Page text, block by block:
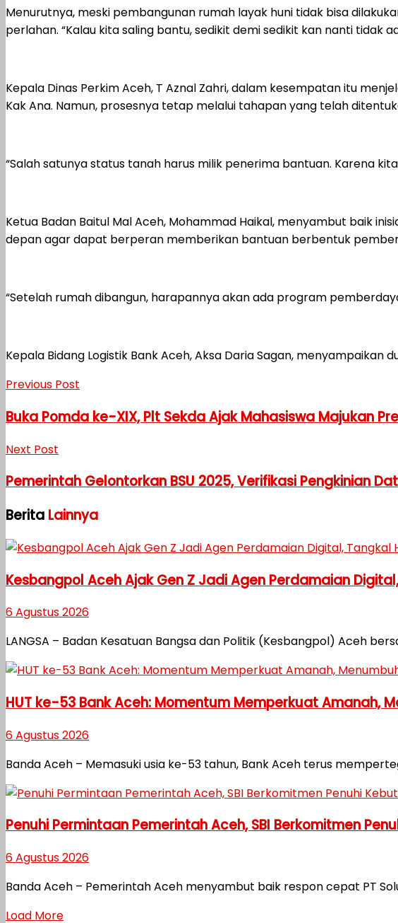
Menurutnya, meski pembangunan rumah layak huni tidak bisa
perlahan. “Kalau kita saling bantu, sedikit demi sedikit kan nanti tidak
Kepala Dinas Perkim Aceh, T Aznal Zahri, dalam kesempatan itu
Kak Ana. Namun, prosesnya tetap melalui tahapan yang telah
“Salah satunya status tanah harus milik penerima bantuan. Karena
Ketua Badan Baitul Mal Aceh, Mohammad Haikal, menyambut baik
depan agar dapat berperan memberikan bantuan berbentuk
“Setelah rumah dibangun, harapannya akan ada program
Kepala Bidang Logistik Bank Aceh, Aksa Daria Sagan,
Previous Post
Buka Pomda ke-XIX, Plt Sekda Ajak Mahasiswa Majukan
Next Post
Pemerintah Gelontorkan BSU 2025, Verifikasi Pengkinian
Berita Lainnya
Kesbangpol Aceh Ajak Gen Z Jadi Agen Perdamaian
6 Agustus 2026
LANGSA – Badan Kesatuan Bangsa dan Politik (Kesbangpol) Aceh
HUT ke-53 Bank Aceh: Momentum Memperkuat Amanah,
6 Agustus 2026
Banda Aceh – Memasuki usia ke-53 tahun, Bank Aceh terus
Penuhi Permintaan Pemerintah Aceh, SBI Berkomitmen
6 Agustus 2026
Banda Aceh – Pemerintah Aceh menyambut baik respon cepat PT
Load More